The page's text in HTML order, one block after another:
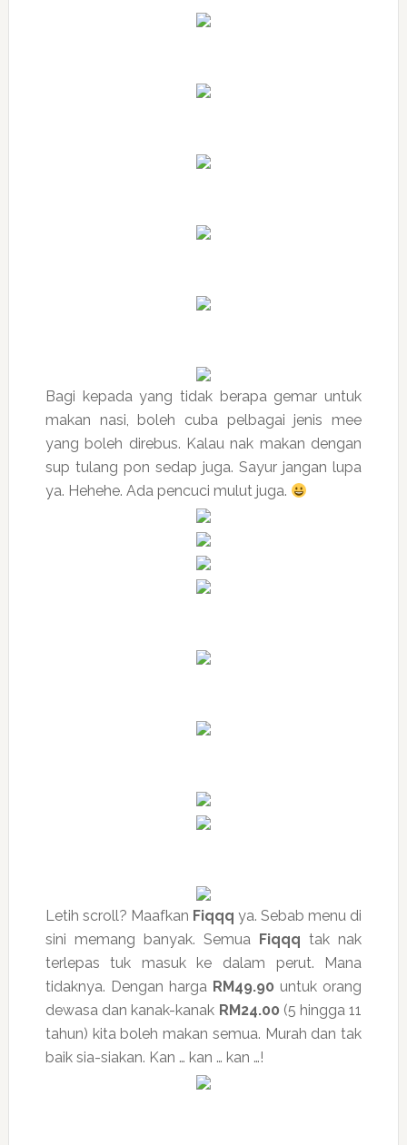
Bagi kepada yang tidak berapa gemar untuk
makan nasi, boleh cuba pelbagai jenis mee
yang boleh direbus. Kalau nak makan dengan
sup tulang pon sedap juga. Sayur jangan lupa
ya. Hehehe. Ada pencuci mulut juga.
Letih scroll? Maafkan Fiqqq ya. Sebab menu di
sini memang banyak. Semua
Fiqqq tak nak
terlepas tuk masuk ke dalam perut. Mana
tidaknya. Dengan harga RM49.90 untuk orang
dewasa dan kanak-kanak RM24.00 (5 hingga 11
tahun) kita boleh makan semua. Murah dan tak
baik sia-siakan. Kan … kan … kan …!